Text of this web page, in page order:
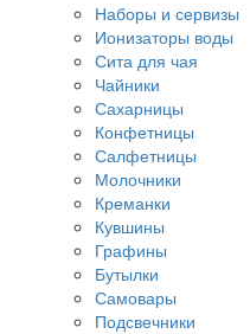
Наборы и сервизы
Ионизаторы воды
Сита для чая
Чайники
Сахарницы
Конфетницы
Салфетницы
Молочники
Креманки
Кувшины
Графины
Бутылки
Самовары
Подсвечники